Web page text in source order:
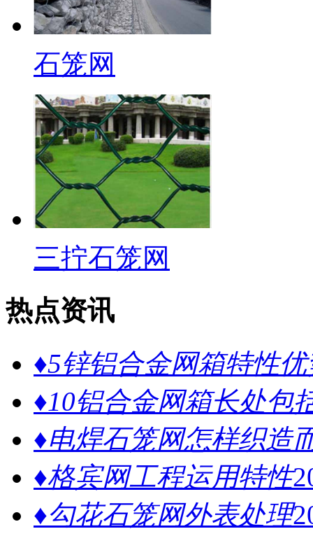
石笼网
三拧石笼网
热点资讯
♦5锌铝合金网箱特性优
♦10铝合金网箱长处包
♦电焊石笼网怎样织造
♦格宾网工程运用特性
♦勾花石笼网外表处理